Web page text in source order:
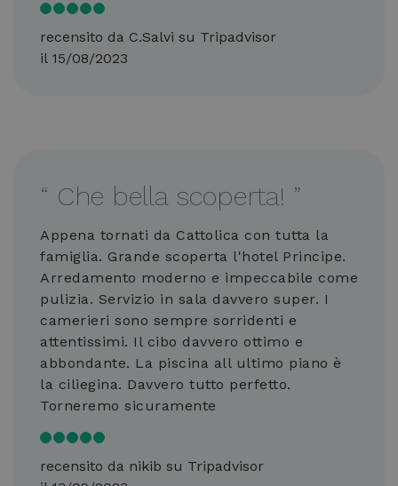
recensito da C.Salvi su Tripadvisor
il 15/08/2023
“ Che bella scoperta! ”
Appena tornati da Cattolica con tutta la
famiglia. Grande scoperta l'hotel Principe.
Arredamento moderno e impeccabile come
pulizia. Servizio in sala davvero super. I
camerieri sono sempre sorridenti e
attentissimi. Il cibo davvero ottimo e
abbondante. La piscina all ultimo piano è
la ciliegina. Davvero tutto perfetto.
Torneremo sicuramente
recensito da nikib su Tripadvisor